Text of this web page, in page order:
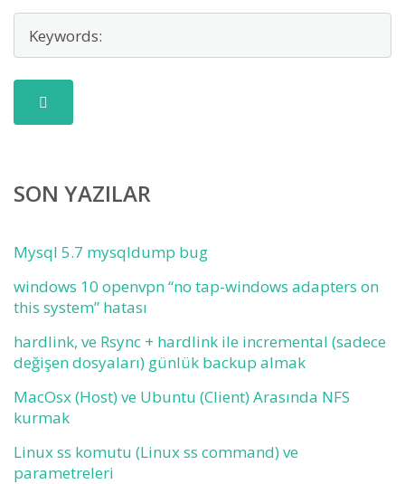
SON YAZILAR
Mysql 5.7 mysqldump bug
windows 10 openvpn “no tap-windows adapters on
this system” hatası
hardlink, ve Rsync + hardlink ile incremental (sadece
değişen dosyaları) günlük backup almak
MacOsx (Host) ve Ubuntu (Client) Arasında NFS
kurmak
Linux ss komutu (Linux ss command) ve
parametreleri